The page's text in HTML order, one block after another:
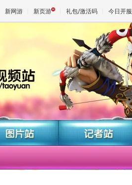
新网游 新页游 礼包/激活码 今日开服